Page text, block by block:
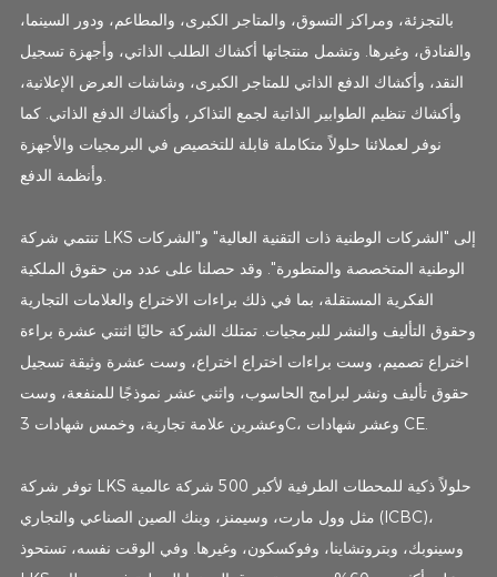
بالتجزئة، ومراكز التسوق، والمتاجر الكبرى، والمطاعم، ودور السينما،
والفنادق، وغيرها. وتشمل منتجاتها أكشاك الطلب الذاتي، وأجهزة تسجيل
النقد، وأكشاك الدفع الذاتي للمتاجر الكبرى، وشاشات العرض الإعلانية،
وأكشاك تنظيم الطوابير الذاتية لجمع التذاكر، وأكشاك الدفع الذاتي. كما
نوفر لعملائنا حلولاً متكاملة قابلة للتخصيص في البرمجيات والأجهزة
وأنظمة الدفع.
تنتمي شركة LKS إلى "الشركات الوطنية ذات التقنية العالية" و"الشركات
الوطنية المتخصصة والمتطورة". وقد حصلنا على عدد من حقوق الملكية
الفكرية المستقلة، بما في ذلك براءات الاختراع والعلامات التجارية
وحقوق التأليف والنشر للبرمجيات. تمتلك الشركة حاليًا اثنتي عشرة براءة
اختراع تصميم، وست براءات اختراع اختراع، وست عشرة وثيقة تسجيل
حقوق تأليف ونشر لبرامج الحاسوب، واثني عشر نموذجًا للمنفعة، وست
وعشرين علامة تجارية، وخمس شهادات 3C، وعشر شهادات CE.
توفر شركة LKS حلولاً ذكية للمحطات الطرفية لأكبر 500 شركة عالمية
مثل وول مارت، وسيمنز، وبنك الصين الصناعي والتجاري (ICBC)،
وسينوبك، وبتروتشاينا، وفوكسكون، وغيرها. وفي الوقت نفسه، تستحوذ